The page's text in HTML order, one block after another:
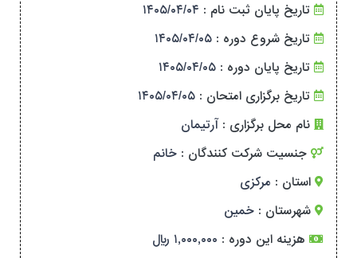
تاریخ پایان ثبت نام : ۱۴۰۵/۰۴/۰۴
تاریخ شروع دوره : ۱۴۰۵/۰۴/۰۵
تاریخ پایان دوره : ۱۴۰۵/۰۴/۰۵
تاریخ برگزاری امتحان : ۱۴۰۵/۰۴/۰۵
نام محل برگزاری : آرتیمان
جنسیت شرکت کنندگان : خانم
استان : مرکزی
شهرستان : خمین
هزینه این دوره : ۱,۰۰۰,۰۰۰ ریال